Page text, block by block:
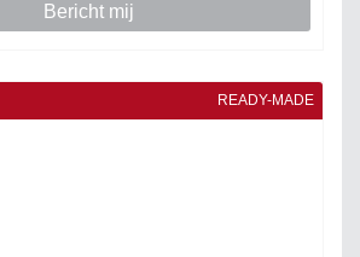
Bericht mij
READY-MADE